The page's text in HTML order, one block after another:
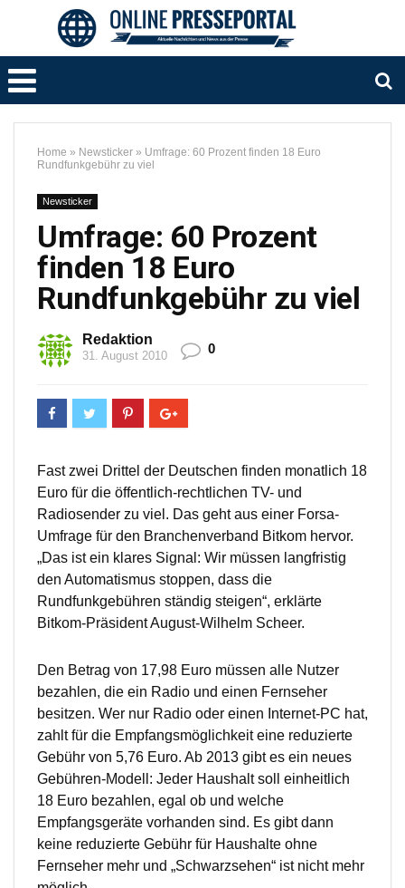
Home » Newsticker » Umfrage: 60 Prozent finden 18 Euro
Rundfunkgebühr zu viel
Newsticker
Umfrage: 60 Prozent
finden 18 Euro
Rundfunkgebühr zu viel
Redaktion
31. August 2010 0
Fast zwei Drittel der Deutschen finden monatlich 18
Euro für die öffentlich-rechtlichen TV- und
Radiosender zu viel. Das geht aus einer Forsa-
Umfrage für den Branchenverband Bitkom hervor.
„Das ist ein klares Signal: Wir müssen langfristig
den Automatismus stoppen, dass die
Rundfunkgebühren ständig steigen“, erklärte
Bitkom-Präsident August-Wilhelm Scheer.
Den Betrag von 17,98 Euro müssen alle Nutzer
bezahlen, die ein Radio und einen Fernseher
besitzen. Wer nur Radio oder einen Internet-PC hat,
zahlt für die Empfangsmöglichkeit eine reduzierte
Gebühr von 5,76 Euro. Ab 2013 gibt es ein neues
Gebühren-Modell: Jeder Haushalt soll einheitlich
18 Euro bezahlen, egal ob und welche
Empfangsgeräte vorhanden sind. Es gibt dann
keine reduzierte Gebühr für Haushalte ohne
Fernseher mehr und „Schwarzsehen“ ist nicht mehr